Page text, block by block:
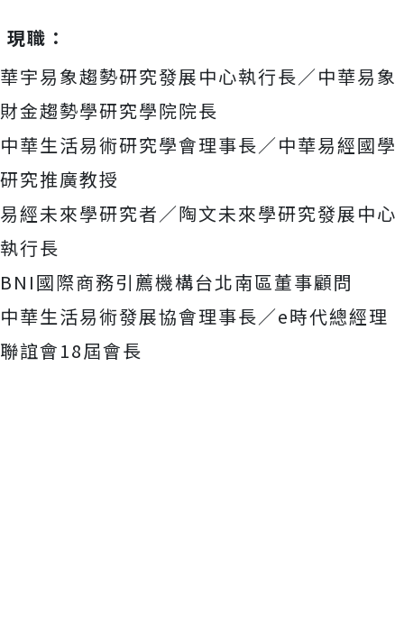
現職：
華宇易象趨勢研究發展中心執行長／中華易象
財金趨勢學研究學院院長
中華生活易術研究學會理事長／中華易經國學
研究推廣教授
易經未來學研究者／陶文未來學研究發展中心
執行長
BNI國際商務引薦機構台北南區董事顧問
中華生活易術發展協會理事長／e時代總經理
聯誼會18屆會長